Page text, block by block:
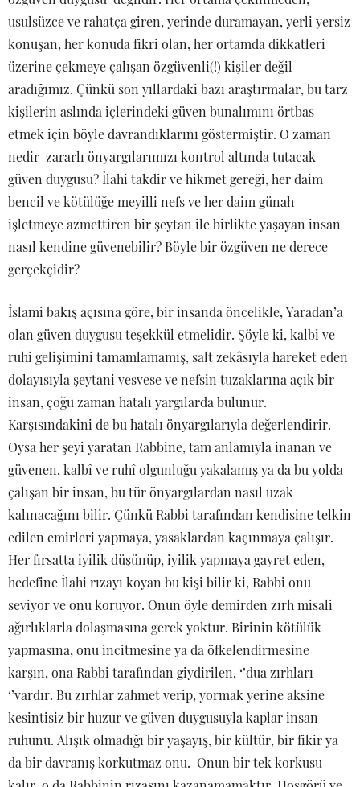
usulsüzce ve rahatça giren, yerinde duramayan, yerli yersiz
konuşan, her konuda fikri olan, her ortamda dikkatleri
üzerine çekmeye çalışan özgüvenli(!) kişiler değil
aradığımız. Çünkü son yıllardaki bazı araştırmalar, bu tarz
kişilerin aslında içlerindeki güven bunalımını örtbas
etmek için böyle davrandıklarını göstermiştir. O zaman
nedir zararlı önyargılarımızı kontrol altında tutacak
güven duygusu? İlahi takdir ve hikmet gereği, her daim
bencil ve kötülüğe meyilli nefs ve her daim günah
işletmeye azmettiren bir şeytan ile birlikte yaşayan insan
nasıl kendine güvenebilir? Böyle bir özgüven ne derece
gerçekçidir?
İslami bakış açısına göre, bir insanda öncelikle, Yaradan’a
olan güven duygusu teşekkül etmelidir. Şöyle ki, kalbi ve
ruhi gelişimini tamamlamamış, salt zekâsıyla hareket eden
dolayısıyla şeytani vesvese ve nefsin tuzaklarına açık bir
insan, çoğu zaman hatalı yargılarda bulunur.
Karşısındakini de bu hatalı önyargılarıyla değerlendirir.
Oysa her şeyi yaratan Rabbine, tam anlamıyla inanan ve
güvenen, kalbî ve ruhî olgunluğu yakalamış ya da bu yolda
çalışan bir insan, bu tür önyargılardan nasıl uzak
kalınacağını bilir. Çünkü Rabbi tarafından kendisine telkin
edilen emirleri yapmaya, yasaklardan kaçınmaya çalışır.
Her fırsatta iyilik düşünüp, iyilik yapmaya gayret eden,
hedefine İlahi rızayı koyan bu kişi bilir ki, Rabbi onu
seviyor ve onu koruyor. Onun öyle demirden zırh misali
ağırlıklarla dolaşmasına gerek yoktur. Birinin kötülük
yapmasına, onu incitmesine ya da öfkelendirmesine
karşın, ona Rabbi tarafından giydirilen, ‘’dua zırhları
‘’vardır. Bu zırhlar zahmet verip, yormak yerine aksine
kesintisiz bir huzur ve güven duygusuyla kaplar insan
ruhunu. Alışık olmadığı bir yaşayış, bir kültür, bir fikir ya
da bir davranış korkutmaz onu. Onun bir tek korkusu